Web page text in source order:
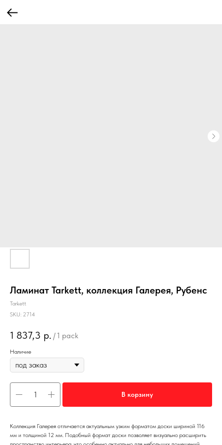
Ламинат Tarkett, коллекция Галерея, Рубенс
Tarkett
SKU: 2714
1 837,3 р. / 1 pack
Наличие
В корзину
Коллекция Галерея отличается актуальным узким форматом доски шириной 116
мм и толщиной 12 мм. Подобный формат доски позволяет визуально расширить